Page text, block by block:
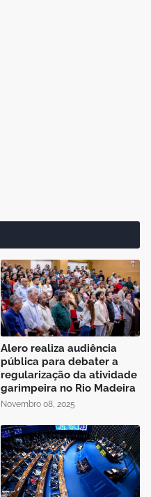
Alero realiza audiência
pública para debater a
regularização da atividade
garimpeira no Rio Madeira
Novembro 08, 2025